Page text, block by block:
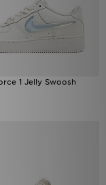
1 Jelly Swoosh